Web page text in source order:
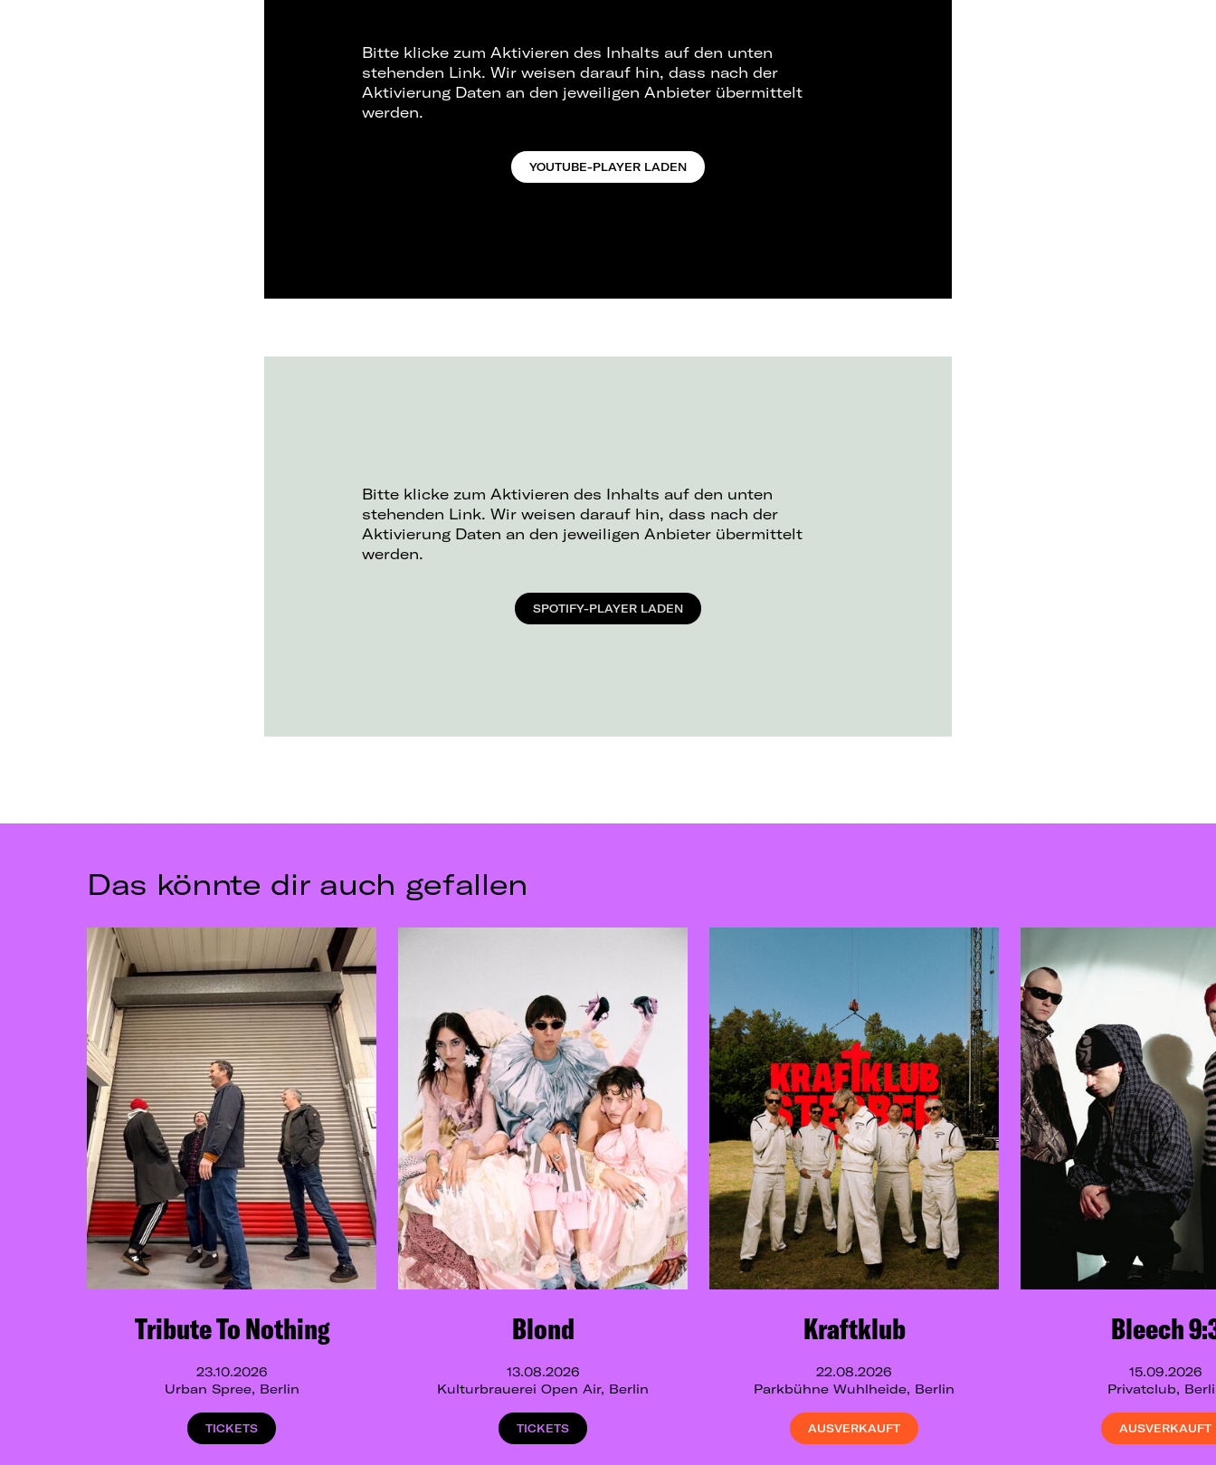
Bitte klicke zum Aktivieren des Inhalts auf den unten
stehenden Link. Wir weisen darauf hin, dass nach der
Aktivierung Daten an den jeweiligen Anbieter übermittelt
werden.
YOUTUBE-PLAYER LADEN
Bitte klicke zum Aktivieren des Inhalts auf den unten
stehenden Link. Wir weisen darauf hin, dass nach der
Aktivierung Daten an den jeweiligen Anbieter übermittelt
werden.
SPOTIFY-PLAYER LADEN
Das könnte dir auch gefallen
Tribute To Nothing
23.10.2026
Urban Spree, Berlin
TICKETS
Blond
13.08.2026
Kulturbrauerei Open Air, Berlin
TICKETS
Kraftklub
22.08.2026
Parkbühne Wuhlheide, Berlin
AUSVERKAUFT
Bleech
15.09.2026
Privatclub,
AUSVERKAUFT